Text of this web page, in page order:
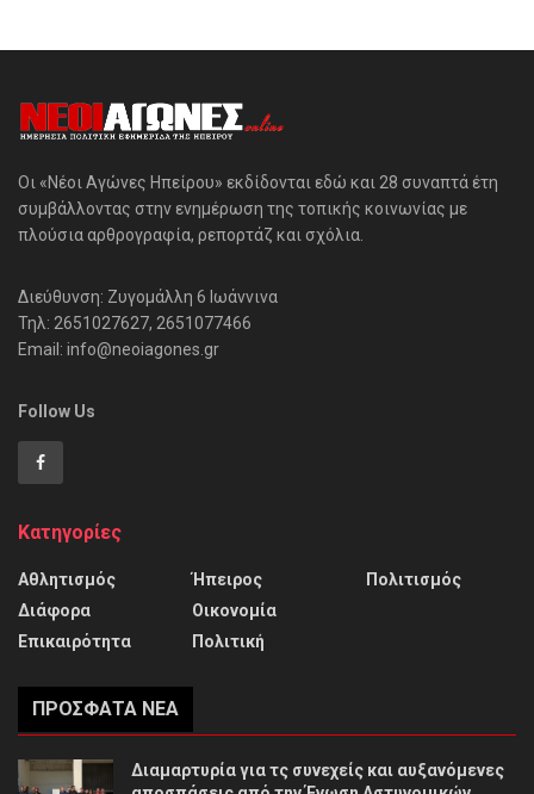
Οι «Νέοι Αγώνες Ηπείρου» εκδίδονται εδώ και 28 συναπτά έτη
συμβάλλοντας στην ενημέρωση της τοπικής κοινωνίας με
πλούσια αρθρογραφία, ρεπορτάζ και σχόλια.
Διεύθυνση: Ζυγομάλλη 6 Ιωάννινα
Τηλ: 2651027627, 2651077466
Email: info@neoiagones.gr
Follow Us
Κατηγορίες
Αθλητισμός
Διάφορα
Επικαιρότητα
Ήπειρος
Οικονομία
Πολιτική
Πολιτισμός
ΠΡΌΣΦΑΤΑ ΝΈΑ
Διαμαρτυρία για τς συνεχείς και αυξανόμενες